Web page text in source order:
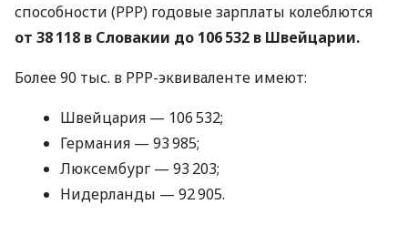
способности (PPP) годовые зарплаты колеблются
от 38 118 в Словакии до 106 532 в Швейцарии.
Более 90 тыс. в PPP-эквиваленте имеют:
Швейцария — 106 532;
Германия — 93 985;
Люксембург — 93 203;
Нидерланды — 92 905.